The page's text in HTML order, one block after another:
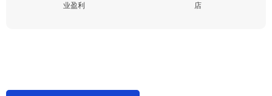
业盈利
店